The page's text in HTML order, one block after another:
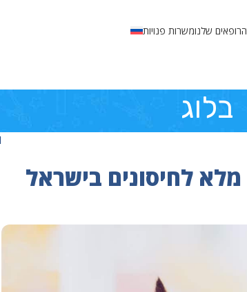
הרופאים שלנומשרות פנויות
בלוג
לחיסונים בישראל